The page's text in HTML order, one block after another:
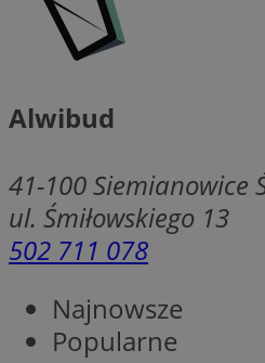
Alwibud
41-100Siemianowice
ul. Śmiłowskiego 13
502 711 078
Najnowsze
Popularne